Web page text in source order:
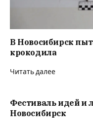
В Новосибирск
крокодила
Читать далее
Фестиваль идей и
Новосибирск